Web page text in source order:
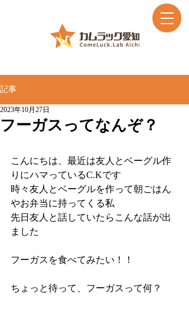
記事
フーガスってなんぞ？
2023年10月27日
こんにちは、最近は友人とベーグル作
りにハマっているC.Kです
時々友人とベーグルを作って朝ごはん
やお弁当に持ってくる私
先日友人と話していたらこんな話が出
ました
フーガスを食べてみたい！！
ちょっと待って、フーガスって何？